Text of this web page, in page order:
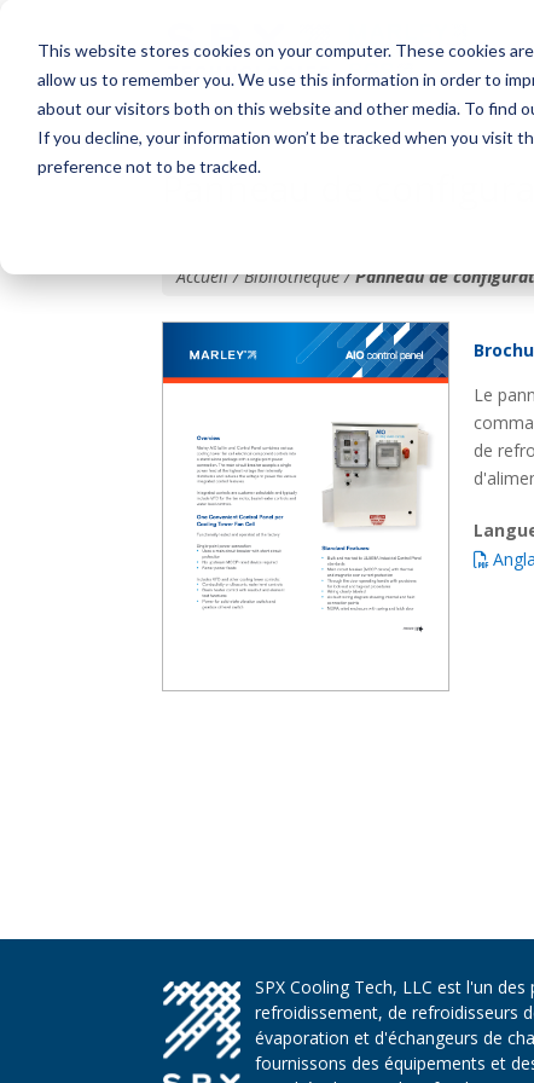
This website stores cookies on your computer. These cookies
allow us to remember you. We use this information in order to
about our visitors both on this website and other media. To find
If you decline, your information won’t be tracked when you visit
preference not to be tracked.Panneau de
Accueil / Bibliothèque /Panneau de
Le
de
SPX Cooling Tech, LLC est l'un
refroidissement, de refroidisseurs
évaporation et d'échangeurs de
fournissons des équipements et